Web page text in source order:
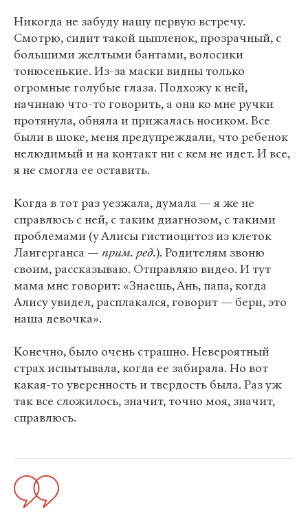
Никогда не забуду нашу первую встречу.
Смотрю, сидит такой цыпленок, прозрачный, с
большими желтыми бантами, волосики
тонюсенькие. Из-за маски видны только
огромные голубые глаза. Подхожу к ней,
начинаю что-то говорить, а она ко мне ручки
протянула, обняла и прижалась носиком. Все
были в шоке, меня предупреждали, что ребенок
нелюдимый и на контакт ни с кем не идет. И все,
я не смогла ее оставить.
Когда в тот раз уезжала, думала — я же не
справлюсь с ней, с таким диагнозом, с такими
проблемами (у Алисы гистиоцитоз из клеток
Лангерганса — прим. ред.). Родителям звоню
своим, рассказываю. Отправляю видео. И тут
мама мне говорит: «Знаешь, Ань, папа, когда
Алису увидел, расплакался, говорит — бери, это
наша девочка».
Конечно, было очень страшно. Невероятный
страх испытывала, когда ее забирала. Но вот
какая-то уверенность и твердость была. Раз уж
так все сложилось, значит, точно моя, значит,
справлюсь.